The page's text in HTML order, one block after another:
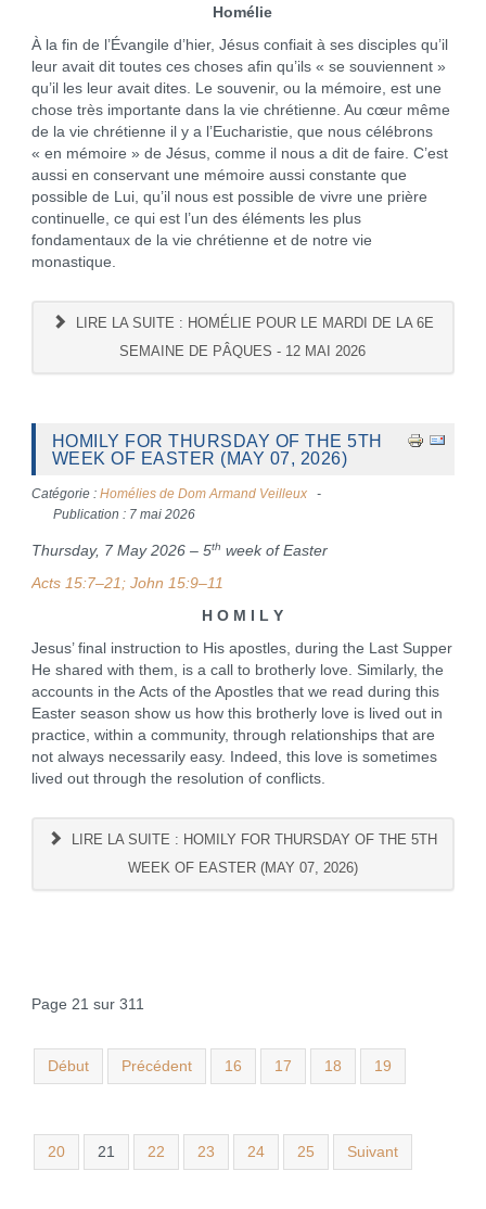
Homélie
À la fin de l’Évangile d’hier, Jésus confiait à ses disciples qu’il
leur avait dit toutes ces choses afin qu’ils « se souviennent »
qu’il les leur avait dites. Le souvenir, ou la mémoire, est une
chose très importante dans la vie chrétienne. Au cœur même
de la vie chrétienne il y a l’Eucharistie, que nous célébrons
« en mémoire » de Jésus, comme il nous a dit de faire. C’est
aussi en conservant une mémoire aussi constante que
possible de Lui, qu’il nous est possible de vivre une prière
continuelle, ce qui est l’un des éléments les plus
fondamentaux de la vie chrétienne et de notre vie
monastique.
LIRE LA SUITE : HOMÉLIE POUR LE MARDI DE LA 6E
SEMAINE DE PÂQUES - 12 MAI 2026
HOMILY FOR THURSDAY OF THE 5TH
WEEK OF EASTER (MAY 07, 2026)
Catégorie : Homélies de Dom Armand Veilleux
Publication : 7 mai 2026
Thursday, 7 May 2026 – 5th week of Easter
Acts 15:7–21; John 15:9–11
H O M I L Y
Jesus’ final instruction to His apostles, during the Last Supper
He shared with them, is a call to brotherly love. Similarly, the
accounts in the Acts of the Apostles that we read during this
Easter season show us how this brotherly love is lived out in
practice, within a community, through relationships that are
not always necessarily easy. Indeed, this love is sometimes
lived out through the resolution of conflicts.
LIRE LA SUITE : HOMILY FOR THURSDAY OF THE 5TH
WEEK OF EASTER (MAY 07, 2026)
Page 21 sur 311
Début Précédent 16 17 18 19
20 21 22 23 24 25 Suivant